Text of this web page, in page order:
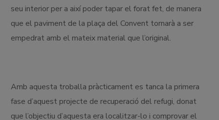
seu interior per a així poder tapar el forat fet, de manera
que el paviment de la plaça del Convent tornarà a ser
empedrat amb el mateix material que l’original.
Amb aquesta troballa pràcticament es tanca la primera
fase d’aquest projecte de recuperació del refugi, donat
que l’objectiu d’aquesta era localitzar-lo i comprovar el